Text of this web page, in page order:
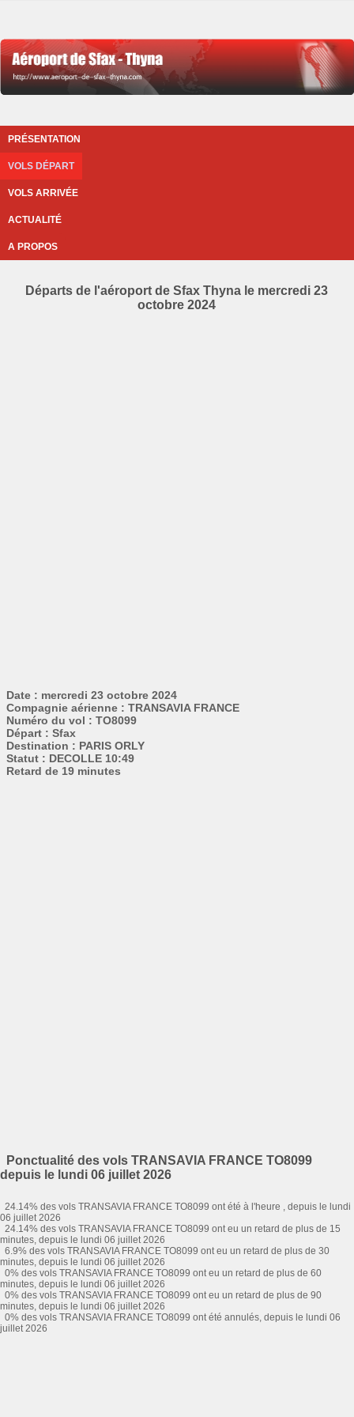
PRÉSENTATION
VOLS DÉPART
VOLS ARRIVÉE
ACTUALITÉ
A PROPOS
Départs de l'aéroport de Sfax Thyna le mercredi 23
octobre 2024
Date : mercredi 23 octobre 2024
Compagnie aérienne : TRANSAVIA FRANCE
Numéro du vol : TO8099
Départ : Sfax
Destination : PARIS ORLY
Statut : DECOLLE 10:49
Retard de 19 minutes
Ponctualité des vols TRANSAVIA FRANCE TO8099
depuis le lundi 06 juillet 2026
24.14% des vols TRANSAVIA FRANCE TO8099 ont été à l'heure , depuis le lundi
06 juillet 2026
24.14% des vols TRANSAVIA FRANCE TO8099 ont eu un retard de plus de 15
minutes, depuis le lundi 06 juillet 2026
6.9% des vols TRANSAVIA FRANCE TO8099 ont eu un retard de plus de 30
minutes, depuis le lundi 06 juillet 2026
0% des vols TRANSAVIA FRANCE TO8099 ont eu un retard de plus de 60
minutes, depuis le lundi 06 juillet 2026
0% des vols TRANSAVIA FRANCE TO8099 ont eu un retard de plus de 90
minutes, depuis le lundi 06 juillet 2026
0% des vols TRANSAVIA FRANCE TO8099 ont été annulés, depuis le lundi 06
juillet 2026